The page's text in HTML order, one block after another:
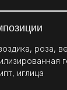
роза,
иглица